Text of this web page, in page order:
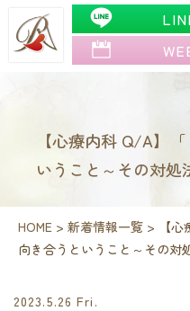
【心療内科 Q/A】
いうこと～その対処
HOME > 新着情報一覧 >
【
向き合うということ～その対
2023.5.26 Fri.